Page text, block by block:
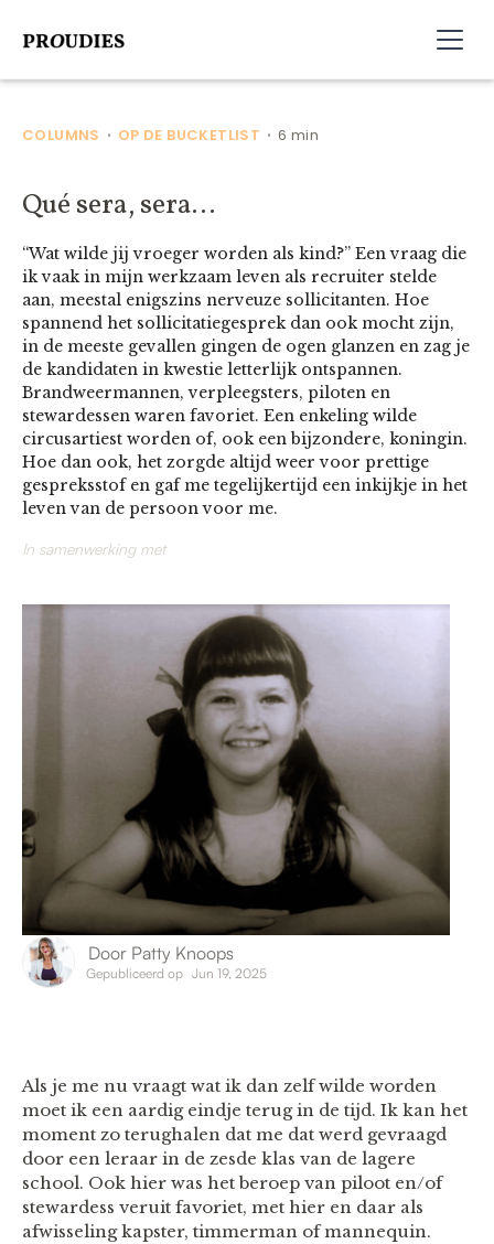
COLUMNS • OP DE BUCKETLIST •6 min
Qué sera, sera…
“Wat wilde jij vroeger worden als kind?” Een vraag die
ik vaak in mijn werkzaam leven als recruiter stelde
aan, meestal enigszins nerveuze sollicitanten. Hoe
spannend het sollicitatiegesprek dan ook mocht zijn,
in de meeste gevallen gingen de ogen glanzen en zag je
de kandidaten in kwestie letterlijk ontspannen.
Brandweermannen, verpleegsters, piloten en
stewardessen waren favoriet. Een enkeling wilde
circusartiest worden of, ook een bijzondere, koningin.
Hoe dan ook, het zorgde altijd weer voor prettige
gespreksstof en gaf me tegelijkertijd een inkijkje in het
leven van de persoon voor me.
In samenwerking met
Door Patty Knoops
Gepubliceerd op Jun 19, 2025
Als je me nu vraagt wat ik dan zelf wilde worden
moet ik een aardig eindje terug in de tijd. Ik kan het
moment zo terughalen dat me dat werd gevraagd
door een leraar in de zesde klas van de lagere
school. Ook hier was het beroep van piloot en/of
stewardess veruit favoriet, met hier en daar als
afwisseling kapster, timmerman of mannequin.